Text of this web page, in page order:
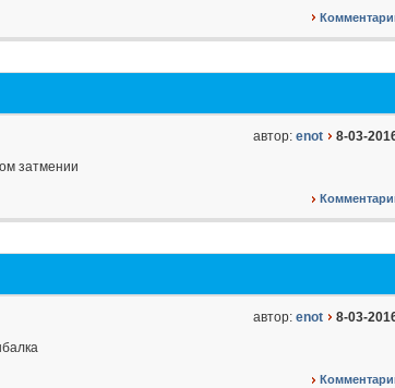
автор: enot 8-03-
автор: enot 8-03-